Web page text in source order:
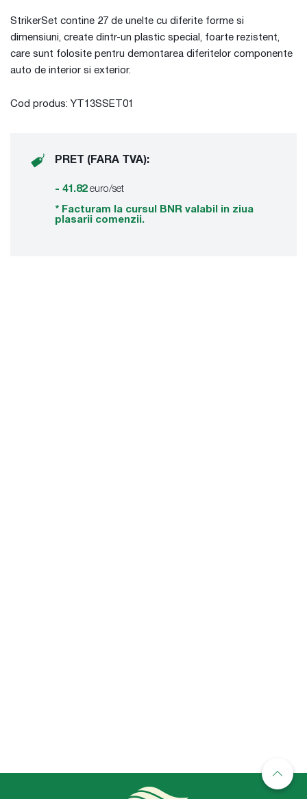
StrikerSet contine 27 de unelte cu diferite forme si
dimensiuni, create dintr-un plastic special, foarte rezistent,
care sunt folosite pentru demontarea diferitelor componente
auto de interior si exterior.
Cod produs: YT13SSET01
PRET (FARA TVA):
- 41.82euro/set
* Facturam la cursul BNR valabil in ziua
plasarii comenzii.